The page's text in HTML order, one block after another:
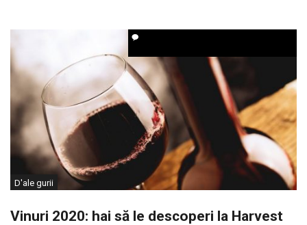
D'ale gurii
Vinuri 2020: hai să le descoperi la Harvest